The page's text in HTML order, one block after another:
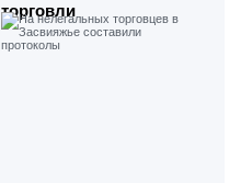
торговли